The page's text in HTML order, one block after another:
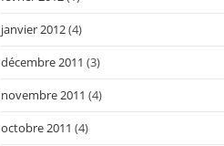
janvier 2012(4)
décembre 2011 (3)
novembre 2011 (4)
octobre 2011 (4)